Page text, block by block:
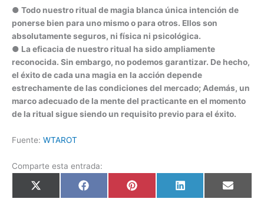
● Todo nuestro ritual de magia blanca única intención de
ponerse bien para uno mismo o para otros. Ellos son
absolutamente seguros, ni física ni psicológica.
● La eficacia de nuestro ritual ha sido ampliamente
reconocida. Sin embargo, no podemos garantizar. De hecho,
el éxito de cada una magia en la acción depende
estrechamente de las condiciones del mercado; Además, un
marco adecuado de la mente del practicante en el momento
de la ritual sigue siendo un requisito previo para el éxito.
Fuente: WTAROT
Comparte esta entrada:
Compartir
X
(
Compartir
F
a
Compartir
P
i
Compartir
L
i
E
m